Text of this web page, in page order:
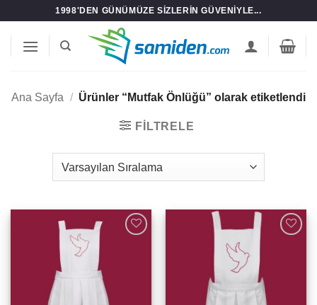
1998'DEN GÜNÜMÜZE SIZLERIN GÜVENIYLE...
Ana Sayfa / Ürünler “Mutfak Önlüğü” olarak etiketlendi
FILTRELE